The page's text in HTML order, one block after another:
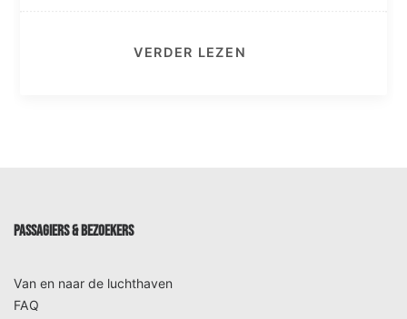
VERDER LEZEN
PASSAGIERS & BEZOEKERS
Van en naar de luchthaven
FAQ